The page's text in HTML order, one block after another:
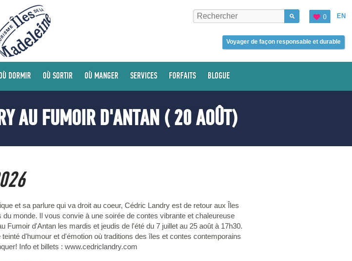
EN
0
Voyager de façon responsable et durable
DORMIR OÙ SORTIR OÙ MANGER SERVICES FORFAITS BLOGUE
AU FUMOIR D'ANTAN ( 20 AOÛT)
et sa parlure qui va droit au coeur, Cédric Landry est de retour aux Îles
monde. Il vous convie à une soirée de contes vibrante et chaleureuse
Fumoir d'Antan les mardis et jeudis de l'été du 7 juillet au 25 août à 17h30.
d'humour et d'émotion où traditions des îles et contes contemporains
Info et billets : www.cedriclandry.com